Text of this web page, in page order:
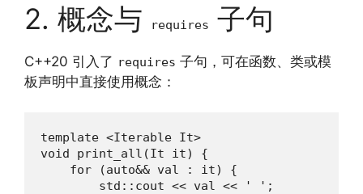
2. 概念与 requires 子句
C++20 引入了 requires 子句，可在函数、类或模
板声明中直接使用概念：
template <Iterable It>
void print_all(It it) {
    for (auto&& val : it) {
        std::cout << val << ' ';